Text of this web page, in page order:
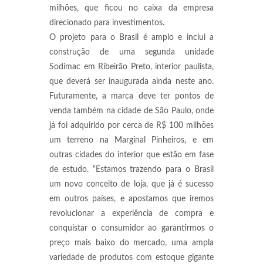
milhões, que ficou no caixa da empresa
direcionado para investimentos.
O projeto para o Brasil é amplo e inclui a
construção de uma segunda unidade
Sodimac em Ribeirão Preto, interior paulista,
que deverá ser inaugurada ainda neste ano.
Futuramente, a marca deve ter pontos de
venda também na cidade de São Paulo, onde
já foi adquirido por cerca de R$ 100 milhões
um terreno na Marginal Pinheiros, e em
outras cidades do interior que estão em fase
de estudo. “Estamos trazendo para o Brasil
um novo conceito de loja, que já é sucesso
em outros países, e apostamos que iremos
revolucionar a experiência de compra e
conquistar o consumidor ao garantirmos o
preço mais baixo do mercado, uma ampla
variedade de produtos com estoque gigante